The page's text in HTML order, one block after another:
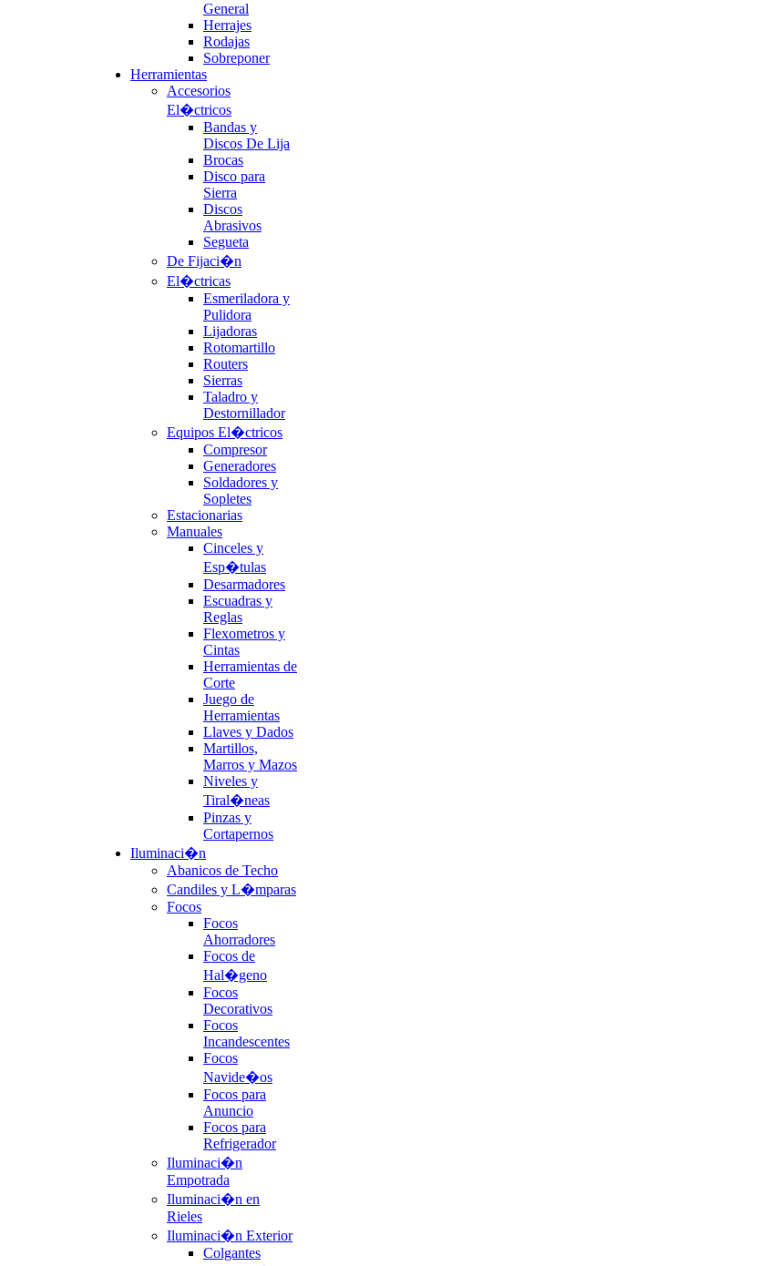
General
Herrajes
Rodajas
Sobreponer
Herramientas
Accesorios
El�ctricos
Bandas y
Discos De Lija
Brocas
Disco para
Sierra
Discos
Abrasivos
Segueta
De Fijaci�n
El�ctricas
Esmeriladora y
Pulidora
Lijadoras
Rotomartillo
Routers
Sierras
Taladro y
Destornillador
Equipos El�ctricos
Compresor
Generadores
Soldadores y
Sopletes
Estacionarias
Manuales
Cinceles y
Esp�tulas
Desarmadores
Escuadras y
Reglas
Flexometros y
Cintas
Herramientas de
Corte
Juego de
Herramientas
Llaves y Dados
Martillos,
Marros y Mazos
Niveles y
Tiral�neas
Pinzas y
Cortapernos
Iluminaci�n
Abanicos de Techo
Candiles y L�mparas
Focos
Focos
Ahorradores
Focos de
Hal�geno
Focos
Decorativos
Focos
Incandescentes
Focos
Navide�os
Focos para
Anuncio
Focos para
Refrigerador
Iluminaci�n
Empotrada
Iluminaci�n en
Rieles
Iluminaci�n Exterior
Colgantes